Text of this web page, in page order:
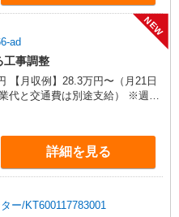
ad
NEW
工事調整
日
代と交通費は別途支給） ※週払
）あり ※研修期間中約3ヵ月間
詳細を見る
ー/KT600117783001